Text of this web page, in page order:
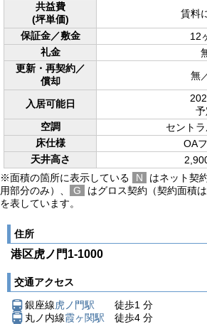
共益費
(坪単価)
賃料
保証金／敷金
12
礼金
更新・再契約／
償却
無
入居可能日
空調
セント
床仕様
OA
天井高さ
※面積の箇所に表示している
N
はネット契
用部分のみ）、
G
はグロス契約（契約面積
を表しています。
住所
港区虎ノ門1-1000
交通アクセス
銀座線虎ノ門駅 徒歩1 分
丸ノ内線霞ヶ関駅 徒歩4 分